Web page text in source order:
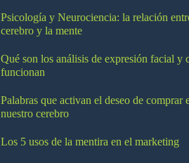
Psicología y Neurociencia: la relación
cerebro y la mente
Qué son los análisis de expresión facial y
funcionan
Palabras que activan el deseo de comprar
nuestro cerebro
Los 5 usos de la mentira en el marketing